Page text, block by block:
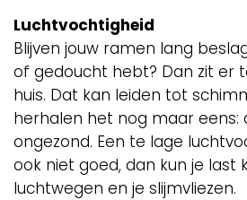
Luchtvochtigheid
Blijven jouw ramen lang
of gedoucht hebt? Dan zit er
huis. Dat kan leiden tot
herhalen het nog maar eens:
ongezond. Een te lage
ook niet goed, dan kun je last
luchtwegen en je slijmvliezen.